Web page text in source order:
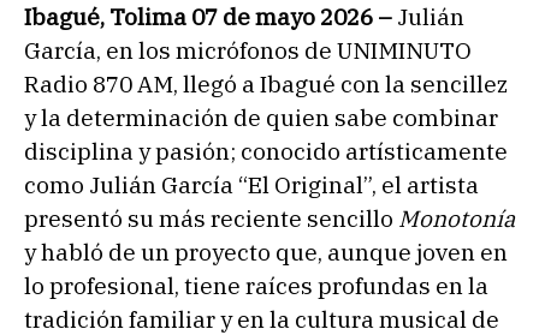
Ibagué, Tolima 07 de mayo 2026 – Julián
García, en los micrófonos de UNIMINUTO
Radio 870 AM, llegó a Ibagué con la sencillez
y la determinación de quien sabe combinar
disciplina y pasión; conocido artísticamente
como Julián García “El Original”, el artista
presentó su más reciente sencillo Monotonía
y habló de un proyecto que, aunque joven en
lo profesional, tiene raíces profundas en la
tradición familiar y en la cultura musical de